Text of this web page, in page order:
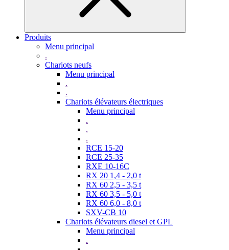
Produits
Menu principal
.
Chariots neufs
Menu principal
.
.
Chariots élévateurs électriques
Menu principal
.
.
.
RCE 15-20
RCE 25-35
RXE 10-16C
RX 20 1,4 - 2,0 t
RX 60 2,5 - 3,5 t
RX 60 3,5 - 5,0 t
RX 60 6,0 - 8,0 t
SXV-CB 10
Chariots élévateurs diesel et GPL
Menu principal
.